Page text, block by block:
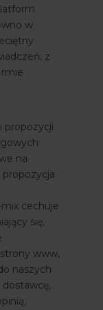
w
z
propozycji
na
propozycja
cechuje
się,
www,
naszych